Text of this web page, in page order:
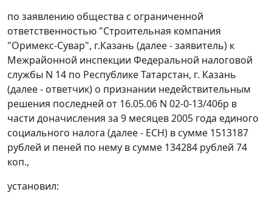
по заявлению общества с ограниченной
ответственностью "Строительная компания
"Оримекс-Сувар", г.Казань (далее - заявитель) к
Межрайонной инспекции Федеральной налоговой
службы N 14 по Республике Татарстан, г. Казань
(далее - ответчик) о признании недействительным
решения последней от 16.05.06 N 02-0-13/406р в
части доначисления за 9 месяцев 2005 года единого
социального налога (далее - ЕСН) в сумме 1513187
рублей и пеней по нему в сумме 134284 рублей 74
коп.,
установил: